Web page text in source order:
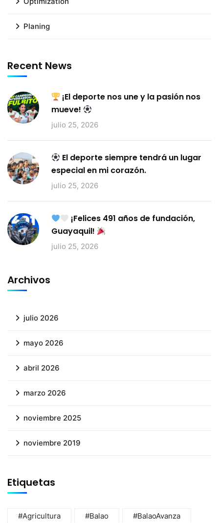
Planing
Recent News
¡El deporte nos une y la pasión nos
mueve!
julio 25, 2026
El deporte siempre tendrá un lugar
especial en mi corazón.
julio 25, 2026
¡Felices 491 años de fundación,
Guayaquil!
julio 25, 2026
Archivos
julio 2026
mayo 2026
abril 2026
marzo 2026
noviembre 2025
noviembre 2019
Etiquetas
#Agricultura #Balao #BalaoAvanza